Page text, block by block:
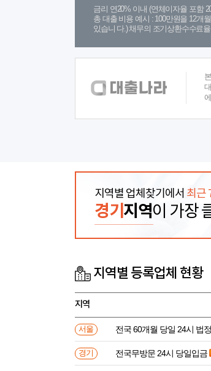
금리 연20% 이내 (연체이자율 포함
총 대출 비용 예시 : 100만원을 12개
있습니 다.) 채무의 조기상환수수료
지역별 업체찾기에서 최근
경기 지역이 가장
지역별 등록업체 현황
지역
서울 전국 60개월 당일 24시 법
경기 전국무방문 24시 당일입금